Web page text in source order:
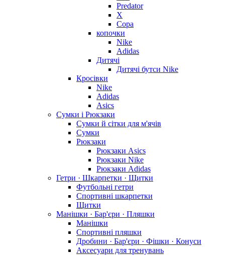
Predator
X
Copa
копочки
Nike
Adidas
Дитячі
Дитячі бутси Nike
Кросівки
Nike
Adidas
Asics
Сумки і Рюкзаки
Сумки й сітки для м'ячів
Сумки
Рюкзаки
Рюкзаки Asics
Рюкзаки Nike
Рюкзаки Adidas
Гетри · Шкарпетки · Щитки
Футбольні гетри
Спортивні шкарпетки
Щитки
Манішки · Бар'єри · Пляшки
Манішки
Спортивні пляшки
Дробини · Бар'єри · Фішки · Конуси
Аксесуари для тренувань